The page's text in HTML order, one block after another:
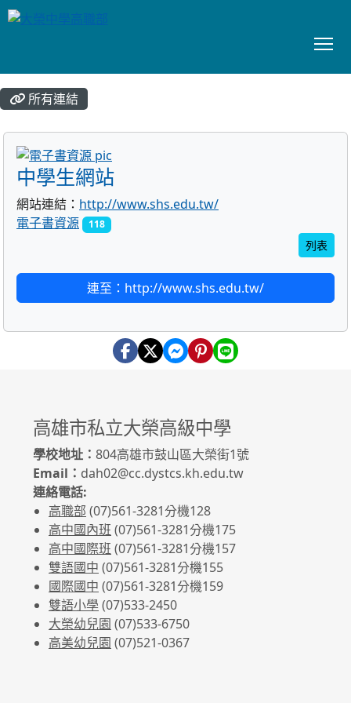
所有連結
中學生網站
網站連結： http://www.shs.edu.tw/
電子書資源
118
列表
連至：http://www.shs.edu.tw/
高雄市私立大榮高級中學
學校地址： 804高雄市鼓山區大榮街1號
Email： dah02@cc.dystcs.kh.edu.tw
連絡電話:
高職部 (07)561-3281分機128
高中國內班 (07)561-3281分機175
高中國際班 (07)561-3281分機157
雙語國中 (07)561-3281分機155
國際國中 (07)561-3281分機159
雙語小學(07)533-2450
大榮幼兒園 (07)533-6750
高美幼兒園 (07)521-0367